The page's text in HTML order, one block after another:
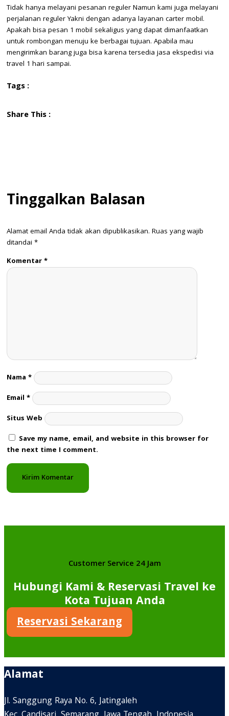
Tidak hanya melayani pesanan reguler Namun kami juga melayani
perjalanan reguler Yakni dengan adanya layanan carter mobil.
Apakah bisa pesan 1 mobil sekaligus yang dapat dimanfaatkan
untuk rombongan menuju ke berbagai tujuan. Apabila mau
mengirimkan barang juga bisa karena tersedia jasa ekspedisi via
travel 1 hari sampai.
Tags :
Share This :
Tinggalkan Balasan
Alamat email Anda tidak akan dipublikasikan. Ruas yang wajib
ditandai *
Komentar*
Nama *
Email *
Situs Web
Save my name, email, and website in this browser for
the next time I comment.
Customer Service 24 Jam
Hubungi Kami & Reservasi Travel ke
Kota Tujuan Anda
Reservasi Sekarang
Alamat
Jl. Sanggung Raya No. 6, Jatingaleh